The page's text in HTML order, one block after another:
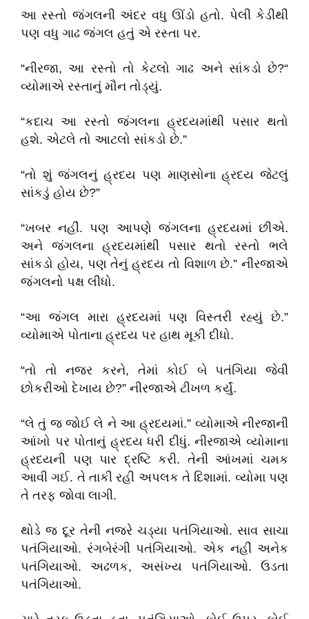
આ રસ્તો જંગલની અંદર વધુ ઊંડો હતો. પેલી કેડીથી
પણ વધુ ગાઢ જંગલ હતું એ રસ્તા પર.
“નીરજા, આ રસ્તો તો કેટલો ગાઢ અને સાંકડો છે?“
વ્યોમાએ રસ્તાનું મૌન તોડ્યું.
“કદાચ આ રસ્તો જંગલના હ્રદયમાંથી પસાર થતો
હશે. એટલે તો આટલો સાંકડો છે.”
“તો શું જંગલનું હ્રદય પણ માણસોના હ્રદય જેટલું
સાંકડું હોય છે?”
“ખબર નહીં. પણ આપણે જંગલના હ્રદયમાં છીએ.
અને જંગલના હ્રદયમાંથી પસાર થતો રસ્તો ભલે
સાંકડો હોય, પણ તેનું હ્રદય તો વિશાળ છે.” નીરજાએ
જંગલનો પક્ષ લીધો.
“આ જંગલ મારા હ્રદયમાં પણ વિસ્તરી રહ્યું છે.”
વ્યોમાએ પોતાના હ્રદય પર હાથ મૂકી દીધો.
“તો તો નજર કરને, તેમાં કોઈ બે પતંગિયા જેવી
છોકરીઓ દેખાય છે?” નીરજાએ ટીખળ કર્યું.
“લે તું જ જોઈ લે ને આ હ્રદયમાં.” વ્યોમાએ નીરજાની
આંખો પર પોતાનું હ્રદય ધરી દીધું. નીરજાએ વ્યોમાના
હ્રદયની પણ પાર દ્રષ્ટિ કરી. તેની આંખમાં ચમક
આવી ગઈ. તે તાકી રહી અપલક તે દિશામાં. વ્યોમા પણ
તે તરફ જોવા લાગી.
થોડે જ દૂર તેની નજરે ચડ્યા પતંગિયાઓ. સાવ સાચા
પતંગિયાઓ. રંગબેરંગી પતંગિયાઓ. એક નહીં અનેક
પતંગિયાઓ. અઢળક, અસંખ્ય પતંગિયાઓ. ઉડતા
પતંગિયાઓ.